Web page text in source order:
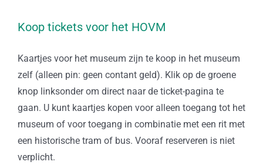
Koop tickets voor het HOVM
Kaartjes voor het museum zijn te koop in het museum
zelf (alleen pin: geen contant geld). Klik op de groene
knop linksonder om direct naar de ticket-pagina te
gaan. U kunt kaartjes kopen voor alleen toegang tot het
museum of voor toegang in combinatie met een rit met
een historische tram of bus. Vooraf reserveren is niet
verplicht.